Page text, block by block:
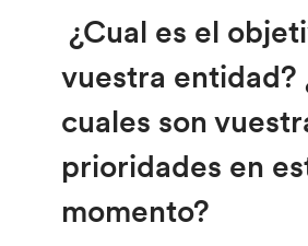
¿Cual es el
vuestra entidad?
cuales son
prioridades en
momento?